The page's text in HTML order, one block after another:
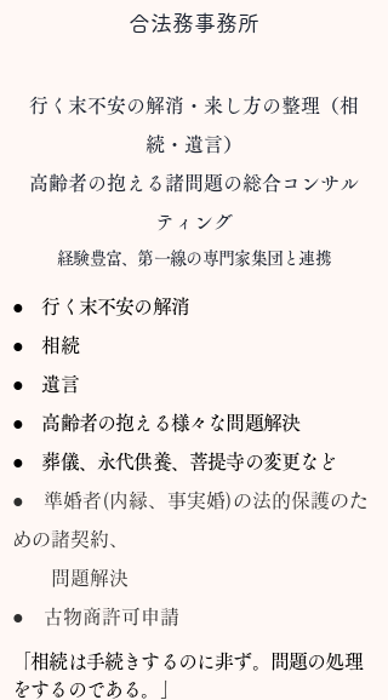
合法務事務所
行く末不安の解消・来し方の整理（相
続・遺言）
​高齢者の抱える諸問題の総合コンサル
ティング
経験豊富、第一線の専門家集団と連携
● 行く末不安の解消
● 相続
● 遺言
● 高齢者の抱える様々な問題解決
● 葬儀、永代供養、菩提寺の変更など
​● 準婚者(内縁、事実婚)の法的保護のた
めの諸契約、
問題解決
​● 古物商許可申請
「相続は手続きするのに非ず。問題の処理
をするのである。」